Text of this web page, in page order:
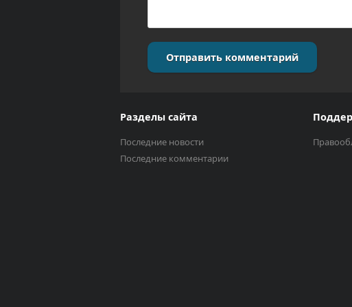
Отправить комментарий
Разделы сайта
Последние новости
Последние комментарии